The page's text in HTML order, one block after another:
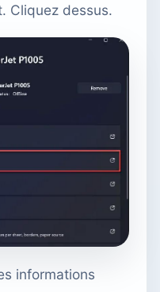
Cliquez dessus.
informations